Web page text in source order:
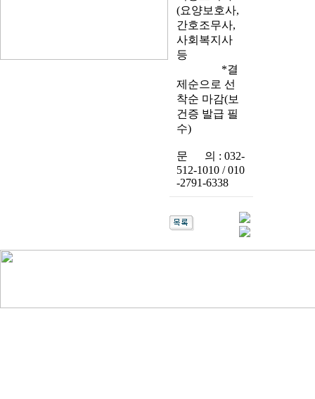
(요양보호사,
간호조무사,
사회복지사
등
*결
제순으로 선
착순 마감(보
건증 발급 필
수)
문 의 : 032-
512-1010 / 010
-2791-6338